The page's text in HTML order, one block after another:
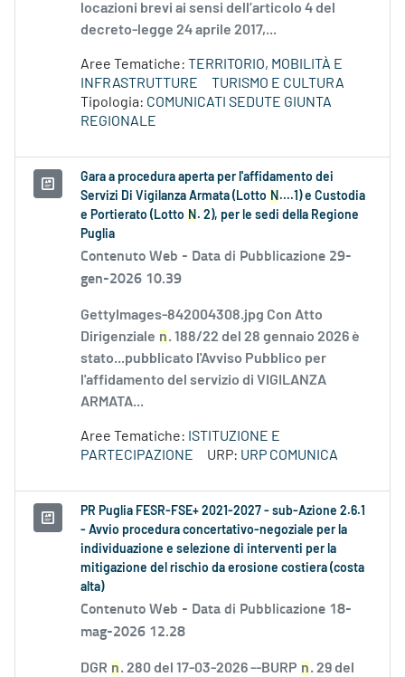
locazioni brevi ai sensi dell’articolo 4 del
decreto-legge 24 aprile 2017,...
Aree Tematiche: TERRITORIO, MOBILITÀ E
INFRASTRUTTURE
TURISMO E CULTURA
Tipologia: COMUNICATI SEDUTE GIUNTA
REGIONALE
Gara a procedura aperta per l'affidamento dei
Servizi Di Vigilanza Armata (Lotto N ....1) e Custodia
e Portierato (Lotto N . 2), per le sedi della Regione
Puglia
Contenuto Web - Data di Pubblicazione 29-
gen-2026 10.39
GettyImages-842004308.jpg Con Atto
Dirigenziale n. 188/22 del 28 gennaio 2026 è
stato...pubblicato l'Avviso Pubblico per
l'affidamento del servizio di VIGILANZA
ARMATA...
Aree Tematiche: ISTITUZIONE E
PARTECIPAZIONE
URP: URP COMUNICA
PR Puglia FESR-FSE+ 2021-2027 - sub-Azione 2.6.1
- Avvio procedura concertativo-negoziale per la
individuazione e selezione di interventi per la
mitigazione del rischio da erosione costiera (costa
alta)
Contenuto Web - Data di Pubblicazione 18-
mag-2026 12.28
DGR n. 280 del 17-03-2026 --BURP n. 29 del